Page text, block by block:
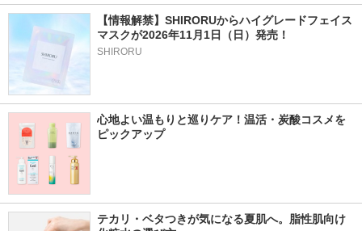
【情報解禁】SHIRORUからハイグレードフェイス
マスクが2026年11月1日（日）発売！
SHIRORU
心地よい温もりと巡りケア！温活・炭酸コスメを
ピックアップ
テカリ・ベタつきが気になる夏肌へ。脂性肌向け